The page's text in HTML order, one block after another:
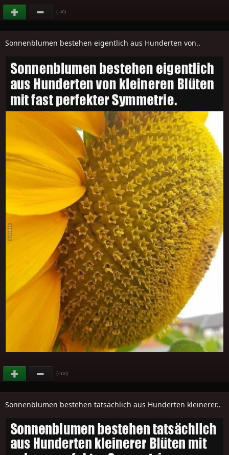
(+40)
Sonnenblumen bestehen eigentlich aus Hunderten von..
(+120)
Sonnenblumen bestehen tatsächlich aus Hunderten kleinerer..